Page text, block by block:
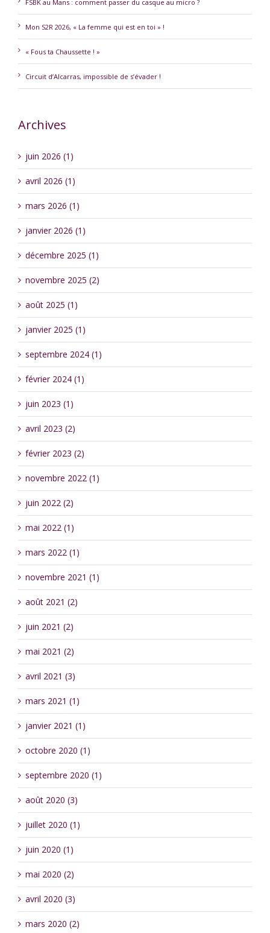
FSBK au Mans : comment passer du casque au micro ?
Mon S2R 2026, « La femme qui est en toi » !
« Fous ta Chaussette ! »
Circuit d’Alcarras, impossible de s’évader !
Archives
juin 2026 (1)
avril 2026 (1)
mars 2026 (1)
janvier 2026 (1)
décembre 2025 (1)
novembre 2025 (2)
août 2025 (1)
janvier 2025 (1)
septembre 2024 (1)
février 2024 (1)
juin 2023 (1)
avril 2023 (2)
février 2023 (2)
novembre 2022 (1)
juin 2022 (2)
mai 2022 (1)
mars 2022 (1)
novembre 2021 (1)
août 2021 (2)
juin 2021 (2)
mai 2021 (2)
avril 2021 (3)
mars 2021 (1)
janvier 2021 (1)
octobre 2020 (1)
septembre 2020 (1)
août 2020 (3)
juillet 2020 (1)
juin 2020 (1)
mai 2020 (2)
avril 2020 (3)
mars 2020 (2)